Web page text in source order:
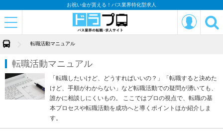
お祝い金が貰える！バス業界特化型求人
転職活動マニュアル
転職活動マニュアル
「転職したいけど、どうすればいいの？」「転職すると決めた
けど、手順がわからない」など転職活動での疑問が湧いても、
誰かに相談しにくいもの。 ここではプロの視点で、転職の基
本プロセスや転職活動を成功へと導くポイントほか紹介しま
す。